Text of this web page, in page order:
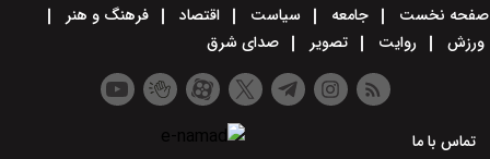
صفحه نخست جامعه سیاست اقتصاد
فرهنگ و هنر
ورزش
روایت تصویر صدای شرق
تماس با ما